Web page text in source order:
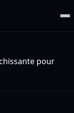
pour